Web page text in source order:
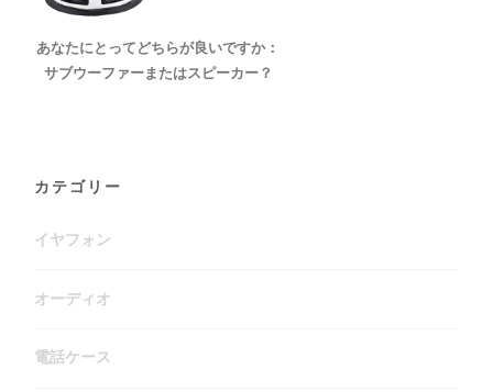
あなたにとってどちらが良いですか：
サブウーファーまたはスピーカー？
カテゴリー
イヤフォン
オーディオ
電話ケース